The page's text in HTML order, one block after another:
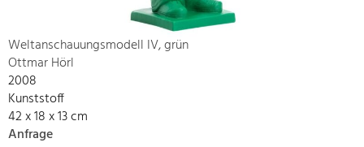
Weltanschauungsmodell IV, grün
Ottmar Hörl
2008
Kunststoff
42 x 18 x 13 cm
Anfrage